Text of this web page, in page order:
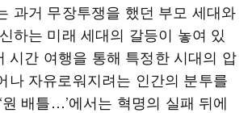
과거 무장투쟁을 했던 부모 세대와
하는 미래 세대의 갈등이 놓여 있
시간 여행을 통해 특정한 시대의 압
나 자유로워지려는 인간의 분투를
원 배틀…’에서는 혁명의 실패 뒤에